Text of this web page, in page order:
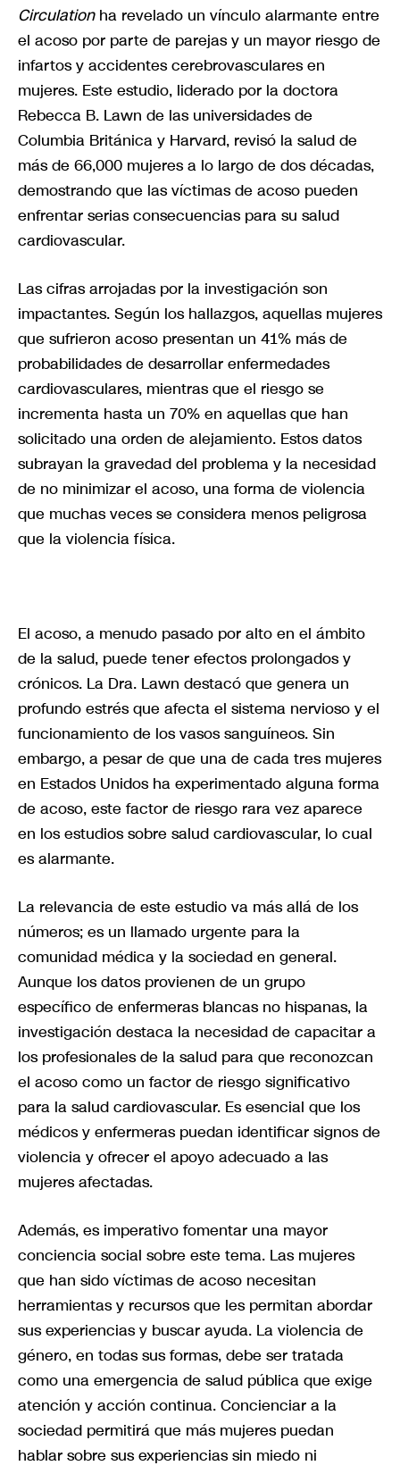
Circulationha revelado un vínculo alarmante entre
el acoso por parte de parejas y un mayor riesgo de
infartos y accidentes cerebrovasculares en
mujeres. Este estudio, liderado por la doctora
Rebecca B. Lawn de las universidades de
Columbia Británica y Harvard, revisó la salud de
más de 66,000 mujeres a lo largo de dos décadas,
demostrando que las víctimas de acoso pueden
enfrentar serias consecuencias para su salud
cardiovascular.
Las cifras arrojadas por la investigación son
impactantes. Según los hallazgos, aquellas mujeres
que sufrieron acoso presentan un 41% más de
probabilidades de desarrollar enfermedades
cardiovasculares, mientras que el riesgo se
incrementa hasta un 70% en aquellas que han
solicitado una orden de alejamiento. Estos datos
subrayan la gravedad del problema y la necesidad
de no minimizar el acoso, una forma de violencia
que muchas veces se considera menos peligrosa
que la violencia física.
El acoso, a menudo pasado por alto en el ámbito
de la salud, puede tener efectos prolongados y
crónicos. La Dra. Lawn destacó que genera un
profundo estrés que afecta el sistema nervioso y el
funcionamiento de los vasos sanguíneos. Sin
embargo, a pesar de que una de cada tres mujeres
en Estados Unidos ha experimentado alguna forma
de acoso, este factor de riesgo rara vez aparece
en los estudios sobre salud cardiovascular, lo cual
es alarmante.
La relevancia de este estudio va más allá de los
números; es un llamado urgente para la
comunidad médica y la sociedad en general.
Aunque los datos provienen de un grupo
específico de enfermeras blancas no hispanas, la
investigación destaca la necesidad de capacitar a
los profesionales de la salud para que reconozcan
el acoso como un factor de riesgo significativo
para la salud cardiovascular. Es esencial que los
médicos y enfermeras puedan identificar signos de
violencia y ofrecer el apoyo adecuado a las
mujeres afectadas.
Además, es imperativo fomentar una mayor
conciencia social sobre este tema. Las mujeres
que han sido víctimas de acoso necesitan
herramientas y recursos que les permitan abordar
sus experiencias y buscar ayuda. La violencia de
género, en todas sus formas, debe ser tratada
como una emergencia de salud pública que exige
atención y acción continua. Concienciar a la
sociedad permitirá que más mujeres puedan
hablar sobre sus experiencias sin miedo ni